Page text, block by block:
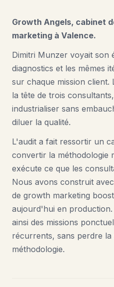
Growth Angels, cabinet
marketing à Valence.
Dimitri Munzer voyait son
diagnostics et les mêmes
sur chaque mission client.
la tête de trois
industrialiser sans
diluer la qualité.
L'audit a fait ressortir un
convertir la méthodologie
exécute ce que les
Nous avons construit
de growth marketing
aujourd'hui en
ainsi des missions
récurrents, sans perdre
méthodologie.